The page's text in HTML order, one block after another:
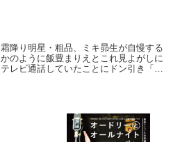
霜降り明星・粗品、ミキ昴生が自慢する
かのように飯豊まりえとこれ見よがしに
テレビ通話していたことにドン引き「あ